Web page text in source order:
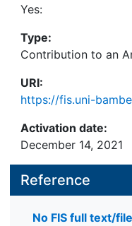
Yes:
Type:
Contribution to an
URI:
https://fis.uni-
Activation date:
December 14, 2021
Reference
No FIS full text/file